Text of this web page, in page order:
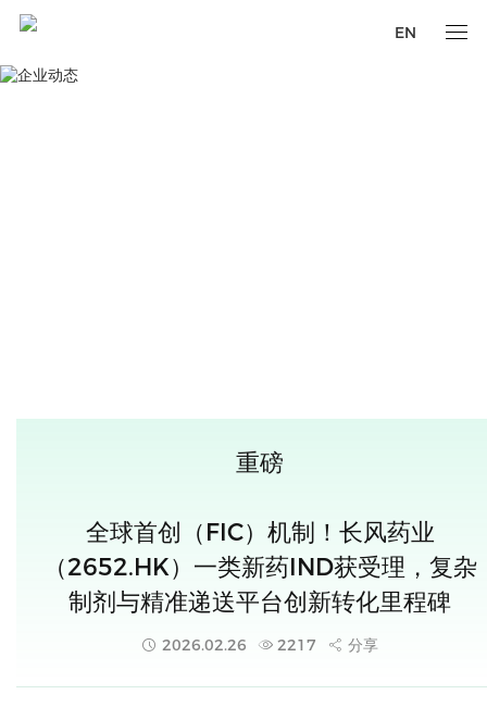
EN
重磅
全球首创（FIC）机制！长风药业
（2652.HK）一类新药IND获受理，复杂
制剂与精准递送平台创新转化里程碑
2026.02.26 2217 分享